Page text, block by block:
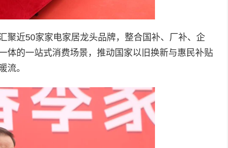
聚近50家家电家居龙头品牌，整合国补、厂补、企
体的一站式消费场景，推动国家以旧换新与惠民补贴
流。